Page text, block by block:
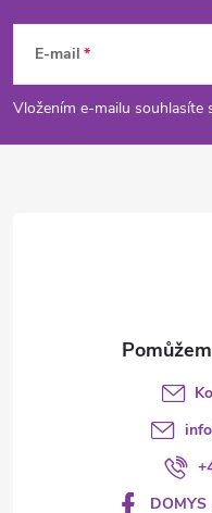
p
a
E-mail
Vložením e-mailu souhlasíte
info